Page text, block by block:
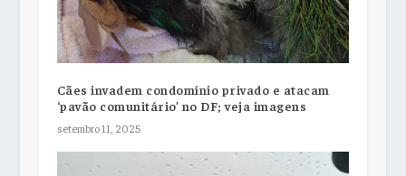
Cães invadem condomínio privado e atacam
‘pavão comunitário’ no DF; veja imagens
setembro 11, 2025